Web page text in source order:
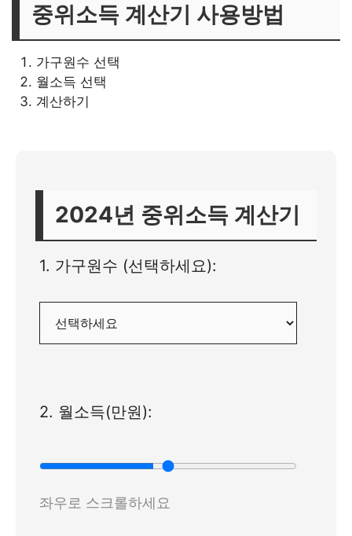
중위소득 계산기 사용방법
가구원수 선택
월소득 선택
계산하기
2024년 중위소득 계산기
1. 가구원수 (선택하세요):
2. 월소득(만원):
좌우로 스크롤하세요